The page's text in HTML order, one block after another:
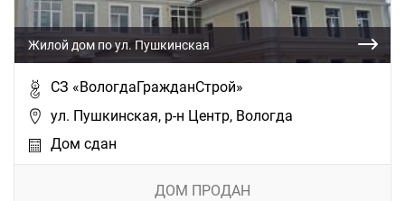
Жилой дом по ул. Пушкинская
СЗ «ВологдаГражданСтрой»
ул. Пушкинская, р-н Центр, Вологда
Дом сдан
ДОМ ПРОДАН